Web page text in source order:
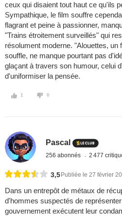
ceux qui disaient tout haut ce qu'ils
Sympathique, le film souffre
flagrant et peine à passionner,
"Trains étroitement surveillés" qui
résolument moderne. "Alouettes, un
souffle, ne manque pourtant pas
glaçant à travers son humour, celui
d'uniformiser la pensée.
1 0
Pascal
256 abonnés 2 477
3,5 Publiée le 27 février
Dans un entrepôt de métaux de
d'hommes suspectés de
gouvernement exécutent leur